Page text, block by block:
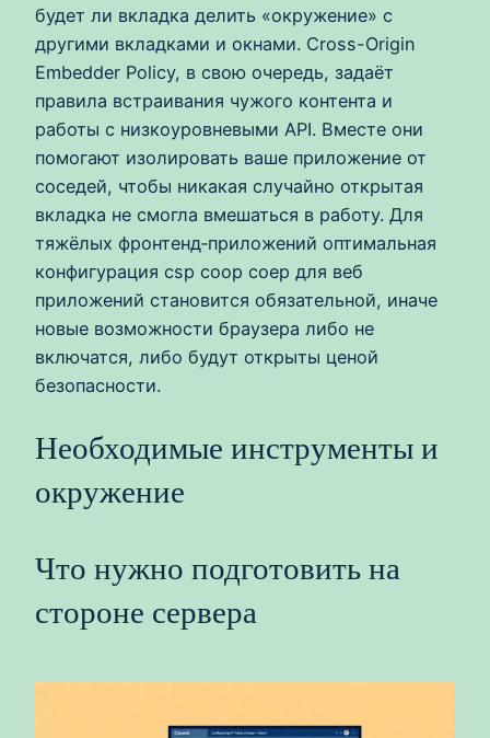
будет ли вкладка делить «окружение» с
другими вкладками и окнами. Cross-Origin
Embedder Policy, в свою очередь, задаёт
правила встраивания чужого контента и
работы с низкоуровневыми API. Вместе они
помогают изолировать ваше приложение от
соседей, чтобы никакая случайно открытая
вкладка не смогла вмешаться в работу. Для
тяжёлых фронтенд‑приложений оптимальная
конфигурация csp coop coep для веб
приложений становится обязательной, иначе
новые возможности браузера либо не
включатся, либо будут открыты ценой
безопасности.
Необходимые инструменты и
окружение
Что нужно подготовить на
стороне сервера